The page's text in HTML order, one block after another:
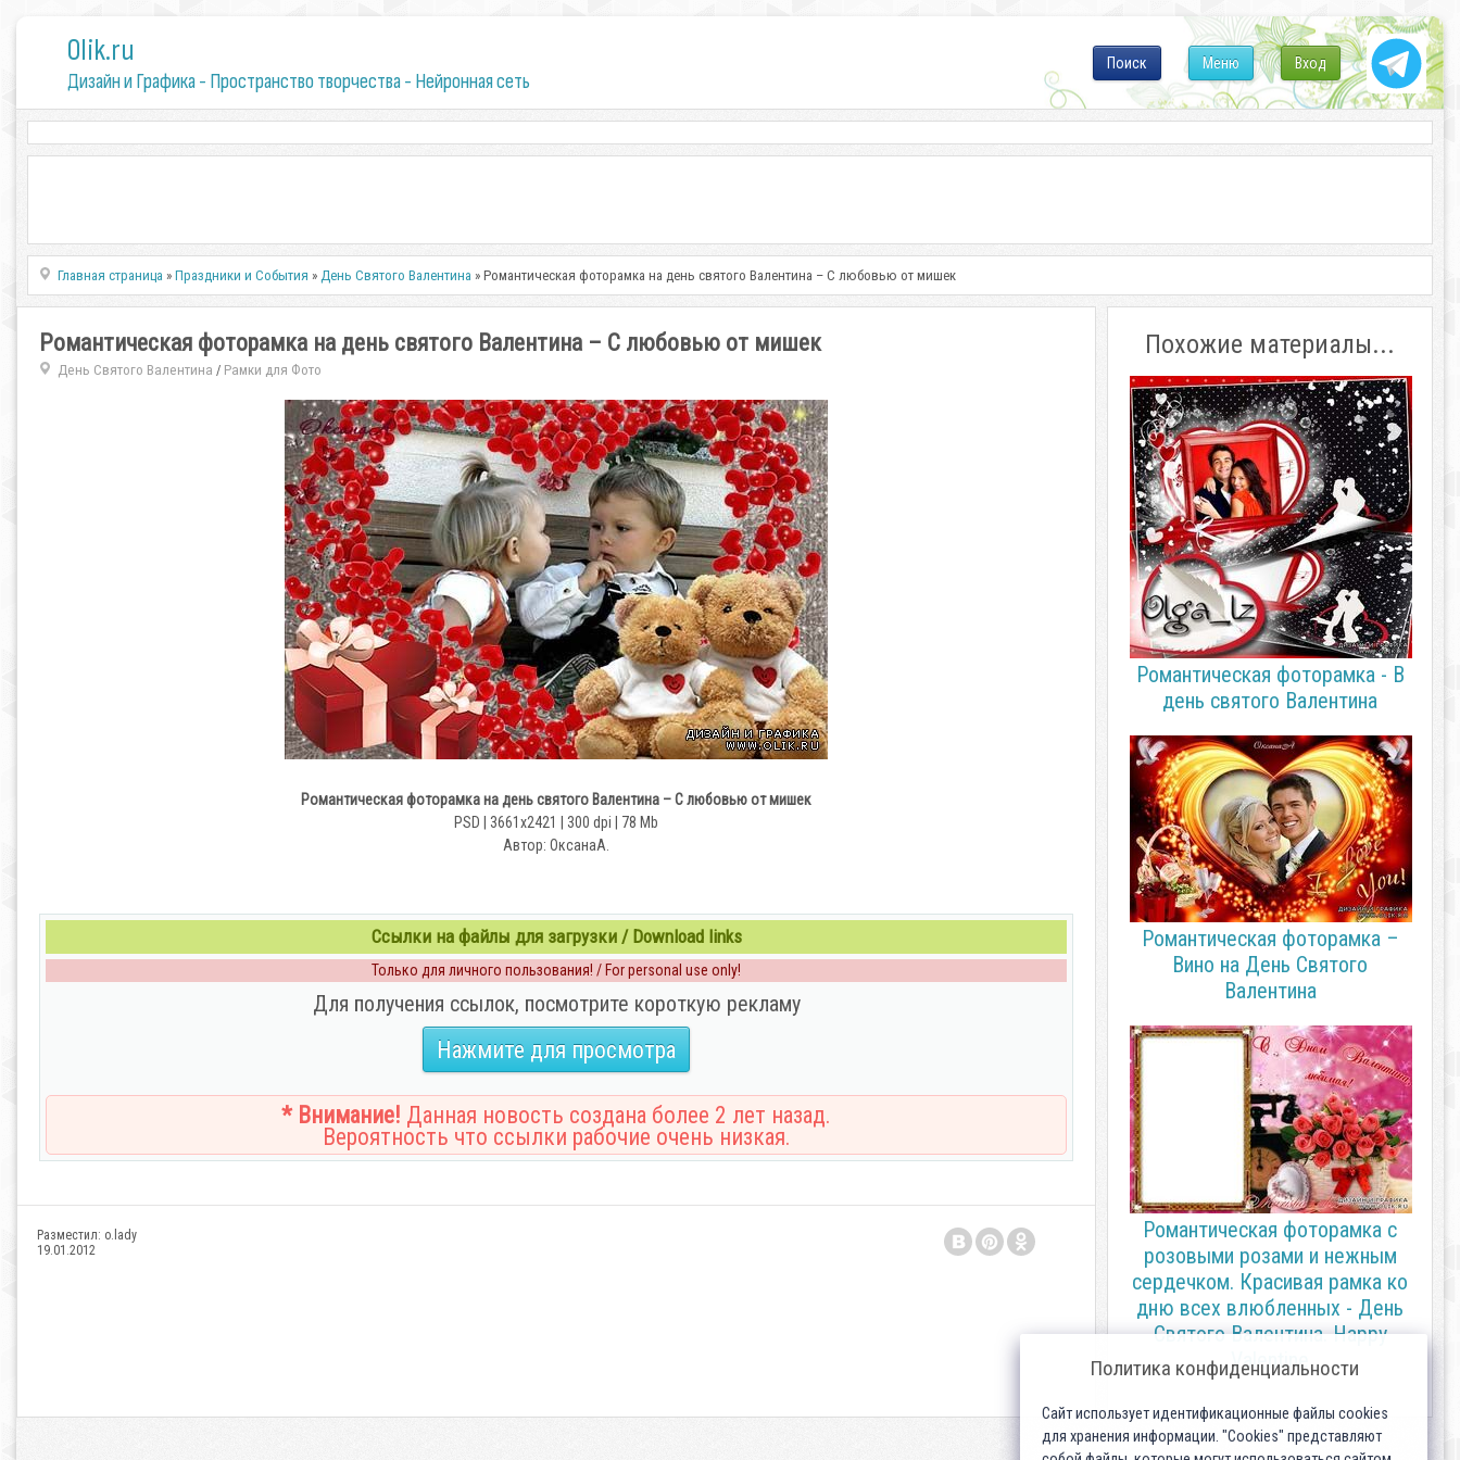
0lik.ru
Дизайн и Графика - Пространство творчества - Нейронная сеть
Вход
Меню
Поиск
Главная страница »Праздники и События »День Святого Валентина » Романтическая фоторамка на день святого Валентина – С любовью от мишек
Романтическая фоторамка на день святого Валентина – С любовью от мишек
День Святого Валентина / Рамки для Фото
Романтическая фоторамка на день святого Валентина – С любовью от мишек
PSD | 3661х2421 | 300 dpi | 78 Mb
Автор: ОксанаА.
Ссылки на файлы для загрузки / Download links
Только для личного пользования! / For personal use only!
Для получения ссылок, посмотрите короткую рекламу
Нажмите для просмотра
* Внимание! Данная новость создана более 2 лет назад.
Вероятность что ссылки рабочие очень низкая.
Разместил: o.lady
19.01.2012
Похожие материалы...
Романтическая фоторамка - В
день святого Валентина
Романтическая фоторамка –
Вино на День Святого
Валентина
Романтическая фоторамка с
розовыми розами и нежным
сердечком. Красивая рамка ко
дню всех влюбленных - День
Святого Валентина. Happy
Valentine
Политика конфиденциальности
Сайт использует идентификационные файлы cookies
для хранения информации. "Cookies" представляют